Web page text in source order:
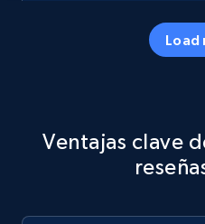
5.7K+
specific keywords
Title, Seller name, Brand,
Load
Ventajas clave